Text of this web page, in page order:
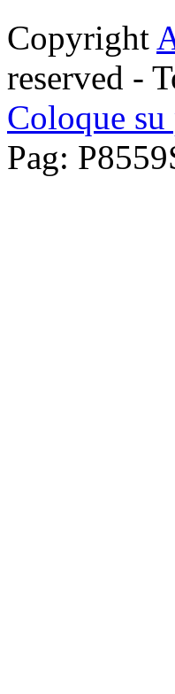
Copyright
reserved -
Coloque su
Pag: